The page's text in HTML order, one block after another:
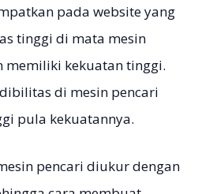
pada website yang
tinggi di mata mesin
memiliki kekuatan tinggi.
di mesin pencari
pula kekuatannya.
pencari diukur dengan